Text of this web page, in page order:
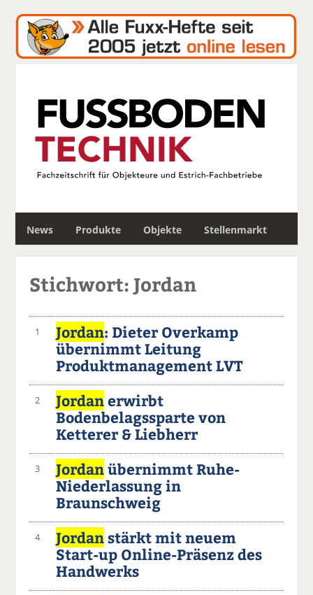
News Produkte Objekte Stellenmarkt
c
Stichwort: Jordan
1 Jordan: Dieter Overkamp
übernimmt Leitung
Produktmanagement LVT
2 Jordanerwirbt
Bodenbelagssparte von
Ketterer & Liebherr
3 Jordanübernimmt Ruhe-
Niederlassung in
Braunschweig
4 Jordanstärkt mit neuem
Start-up Online-Präsenz des
Handwerks